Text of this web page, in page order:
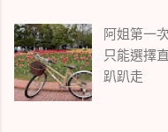
阿姐第一
只能選擇
趴趴走